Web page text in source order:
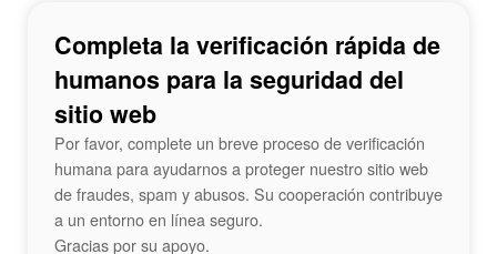
Completa la verificación rápida de
humanos para la seguridad del
sitio web
Por favor, complete un breve proceso de verificación
humana para ayudarnos a proteger nuestro sitio web
de fraudes, spam y abusos. Su cooperación contribuye
a un entorno en línea seguro.
Gracias por su apoyo.